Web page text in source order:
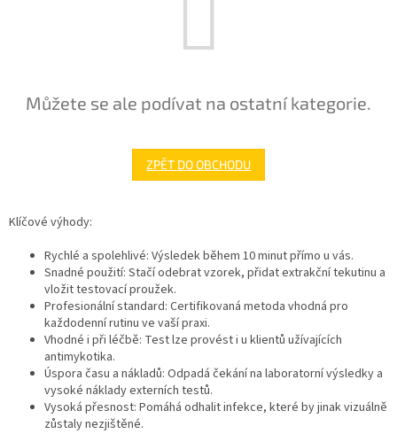
Můžete se ale podívat na ostatní kategorie.
ZPĚT DO OBCHODU
Klíčové výhody:
Rychlé a spolehlivé: Výsledek během 10 minut přímo u vás.
Snadné použití: Stačí odebrat vzorek, přidat extrakční tekutinu a
vložit testovací proužek.
Profesionální standard: Certifikovaná metoda vhodná pro
každodenní rutinu ve vaší praxi.
Vhodné i při léčbě: Test lze provést i u klientů užívajících
antimykotika.
Úspora času a nákladů: Odpadá čekání na laboratorní výsledky a
vysoké náklady externích testů.
Vysoká přesnost: Pomáhá odhalit infekce, které by jinak vizuálně
zůstaly nezjištěné.